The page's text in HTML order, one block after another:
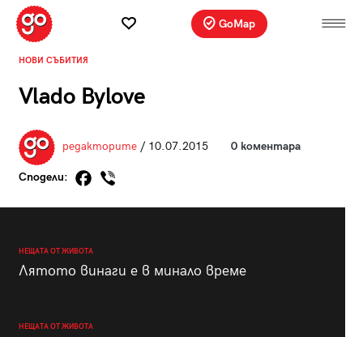
GoMap
НОВИ СЪБИТИЯ
Vlado Bylove
редакторите/ 10.07.2015 0 коментара
Сподели:
НЕЩАТА ОТ ЖИВОТА
Лятото винаги е в минало време
НЕЩАТА ОТ ЖИВОТА